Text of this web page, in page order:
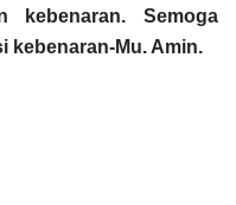
kebenaran. Semoga
kebenaran-Mu. Amin.